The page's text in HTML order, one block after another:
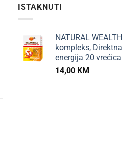
ISTAKNUTI
NATURAL
kompleks, Direktna
energija 20 vrećica
14,00 KM